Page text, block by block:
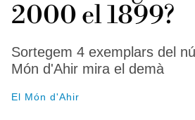
2000 el 1899?
Sortegem 4 exemplars del
Món d'Ahir mira el demà
El Món d'Ahir